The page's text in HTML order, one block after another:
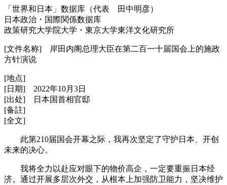
「世界和日本」数据库（代表 田中明彦）
日本政治・国際関係数据库
政策研究大学院大学・東京大学東洋文化研究所
[文件名称] 岸田内阁总理大臣在第二百一十届国会上的施政
方针演说
[地点]
[日期] 2022年10月3日
[出处] 日本国首相官邸
[备註]
[全文]
此第210届国会开幕之际，我再次坚定了守护日本、开创
未来的决心。
我将全力以赴应对眼下的物价高企，一定要重振日本经
济。通过开展多层次外交，从根本上加强防卫能力，坚决维护